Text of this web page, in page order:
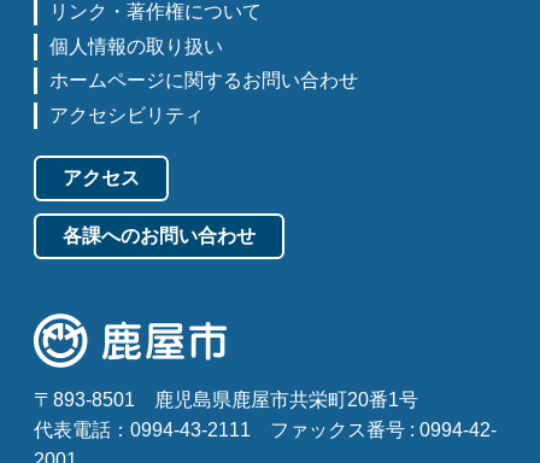
リンク・著作権について
個人情報の取り扱い
ホームページに関するお問い合わせ
アクセシビリティ
アクセス
各課へのお問い合わせ
〒893-8501
鹿児島県鹿屋市共栄町20番1号
代表電話：0994-43-2111
ファックス番号 : 0994-42-